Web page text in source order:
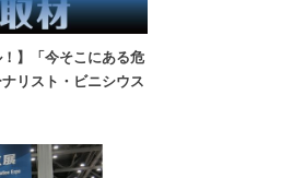
】「今そこにある危
リスト・ビニシウス